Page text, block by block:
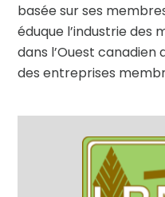
basée sur ses
éduque l’industrie des
dans l’Ouest
des entreprises